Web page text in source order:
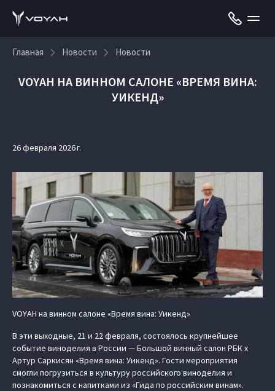
Главная Новости Новости
VOYAH НА ВИННОМ САЛОНЕ «ВРЕМЯ ВИНА:
УИКЕНД»
26 февраля 2026 г.
VOYAH на винном салоне «Время вина: Уикенд»
В эти выходные, 21 и 22 февраля, состоялось крупнейшее
событие виноделия в России — Большой винный салон РБК х
Артур Саркисян «Время вина: Уикенд». Гости мероприятия
смогли погрузиться в культуру российского виноделия и
познакомиться с напитками из «Гида по российским винам».